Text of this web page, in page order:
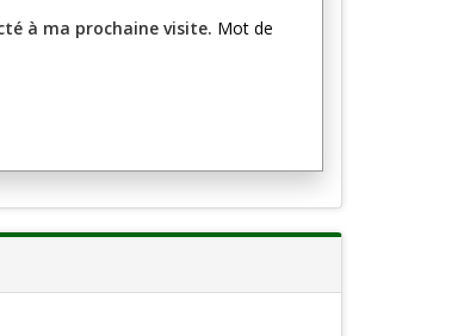
à ma prochaine visite. Mot de